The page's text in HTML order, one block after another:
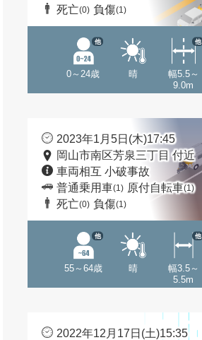
死亡(0) 負傷(1)
0～24歳
他
晴
幅5.5～
9.0m
他
2023年1月5日(木)17:45
岡山市南区芳泉三丁目 付近
車両相互 小破事故
普通乗用車(1) 原付自転車(1)
死亡(0) 負傷(1)
55～64歳
他
晴
幅3.5～
5.5m
他
2022年12月17日(土)15:35